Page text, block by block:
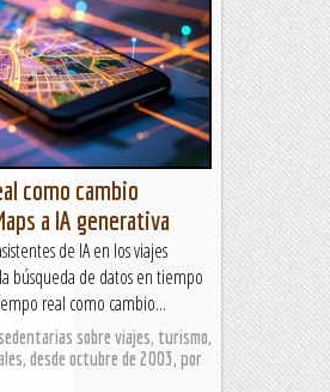
como cambio
a IA generativa
de IA en los viajes
búsqueda de datos en tiempo
real como cambio...
sobre viajes, turismo,
desde octubre de 2003, por